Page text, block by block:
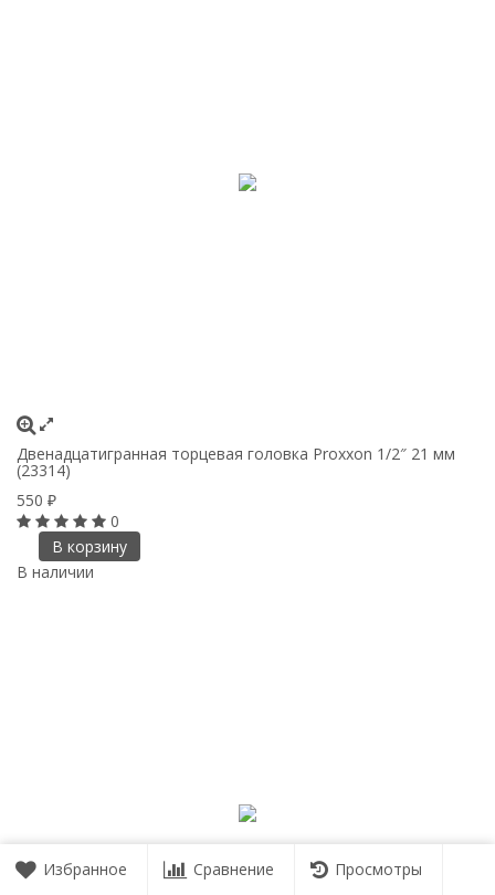
Двенадцатигранная торцевая головка Proxxon 1/2″ 21 мм
(23314)
550 ₽
0
В корзину
В наличии
Избранное Сравнение Просмотры